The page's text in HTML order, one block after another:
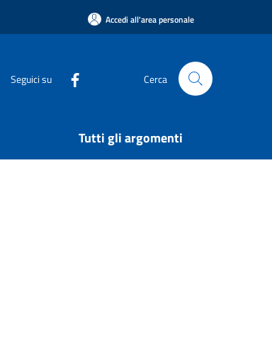
Accedi all'area personale
Seguici su Cerca
Tutti gli argomenti